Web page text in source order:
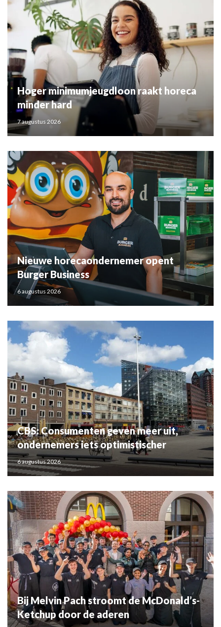
Hoger minimumjeugdloon raakt horeca
minder hard
7 augustus 2026
Nieuwe horecaondernemer opent
Burger Business
6 augustus 2026
CBS: Consumenten geven meer uit,
ondernemers iets optimistischer
6 augustus 2026
Bij Melvin Pach stroomt de McDonald’s-
Ketchup door de aderen